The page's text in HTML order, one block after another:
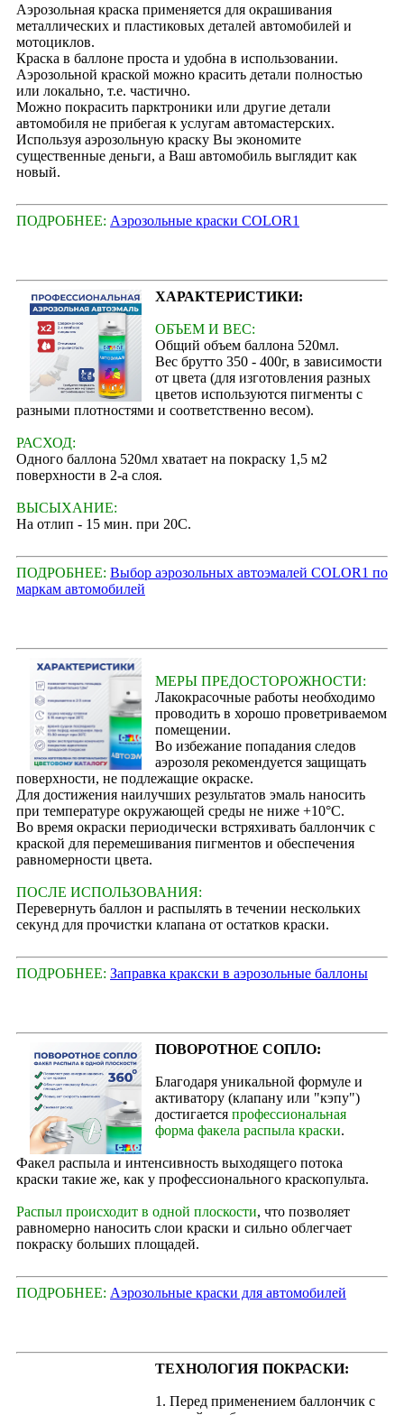
Аэрозольная краска применяется для окрашивания
металлических и пластиковых деталей автомобилей и
мотоциклов.
Краска в баллоне проста и удобна в использовании.
Аэрозольной краской можно красить детали полностью
или локально, т.е. частично.
Можно покрасить парктроники или другие детали
автомобиля не прибегая к услугам автомастерских.
Используя аэрозольную краску Вы экономите
существенные деньги, а Ваш автомобиль выглядит как
новый.
ПОДРОБНЕЕ: Аэрозольные краски COLOR1
ХАРАКТЕРИСТИКИ:
ОБЪЕМ И ВЕС:
Общий объем баллона 520мл.
Вес брутто 350 - 400г, в зависимости
от цвета (для изготовления разных
цветов используются пигменты с
разными плотностями и соответственно весом).
РАСХОД:
Одного баллона 520мл хватает на покраску 1,5 м2
поверхности в 2-а слоя.
ВЫСЫХАНИЕ:
На отлип - 15 мин. при 20С.
ПОДРОБНЕЕ: Выбор аэрозольных автоэмалей COLOR1 по
маркам автомобилей
МЕРЫ ПРЕДОСТОРОЖНОСТИ:
Лакокрасочные работы необходимо
проводить в хорошо проветриваемом
помещении.
Во избежание попадания следов
аэрозоля рекомендуется защищать
поверхности, не подлежащие окраске.
Для достижения наилучших результатов эмаль наносить
при температуре окружающей среды не ниже +10°С.
Во время окраски периодически встряхивать баллончик с
краской для перемешивания пигментов и обеспечения
равномерности цвета.
ПОСЛЕ ИСПОЛЬЗОВАНИЯ:
Перевернуть баллон и распылять в течении нескольких
секунд для прочистки клапана от остатков краски.
ПОДРОБНЕЕ: Заправка кракски в аэрозольные баллоны
ПОВОРОТНОЕ СОПЛО:
Благодаря уникальной формуле и
активатору (клапану или "кэпу")
достигается профессиональная
форма факела распыла краски.
Факел распыла и интенсивность выходящего потока
краски такие же, как у профессионального краскопульта.
Распыл происходит в одной плоскости, что позволяет
равномерно наносить слои краски и сильно облегчает
покраску больших площадей.
ПОДРОБНЕЕ: Аэрозольные краски для автомобилей
ТЕХНОЛОГИЯ ПОКРАСКИ:
1. Перед применением баллончик с